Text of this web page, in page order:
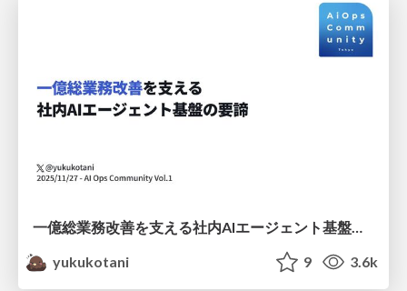
yukukotani
9 3.6k